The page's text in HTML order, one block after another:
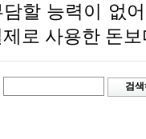
담할 능력이 없
제로 사용한 돈
검